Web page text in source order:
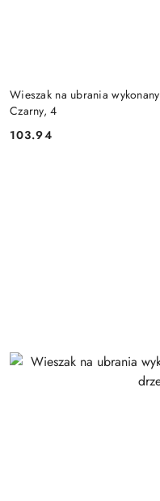
Wieszak na ubrania
Czarny, 4
Cena:
103.94